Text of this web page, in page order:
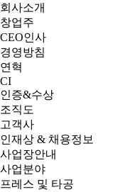
회사소개
창업주
CEO인사
경영방침
연혁
CI
인증&수상
조직도
고객사
인재상 & 채용정보
사업장안내
사업분야
프레스 및 타공